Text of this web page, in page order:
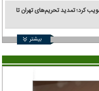
کرد؛ تمدید تحریم‌های تهران تا
بیشتر